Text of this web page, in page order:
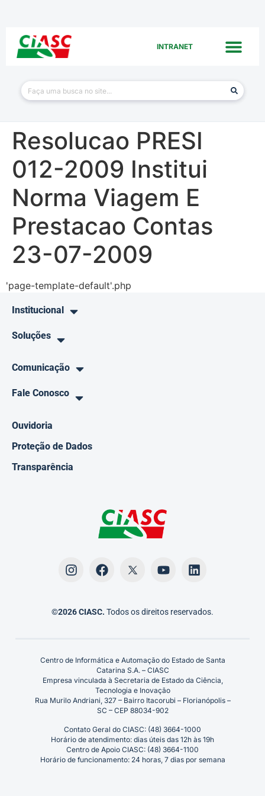
INTRANET
Resolucao PRESI
012-2009 Institui
Norma Viagem E
Prestacao Contas
23-07-2009
'page-template-default'.php
Institucional
Soluções
Comunicação
Fale Conosco
Ouvidoria
Proteção de Dados
Transparência
©2026 CIASC. Todos os direitos reservados.
Centro de Informática e Automação do Estado de Santa
Catarina S.A. – CIASC
Empresa vinculada à Secretaria de Estado da Ciência,
Tecnologia e Inovação
Rua Murilo Andriani, 327 – Bairro Itacorubi – Florianópolis –
SC – CEP 88034-902
Contato Geral do CIASC: (48) 3664-1000
Horário de atendimento: dias úteis das 12h às 19h
Centro de Apoio CIASC: (48) 3664-1100
Horário de funcionamento: 24 horas, 7 dias por semana